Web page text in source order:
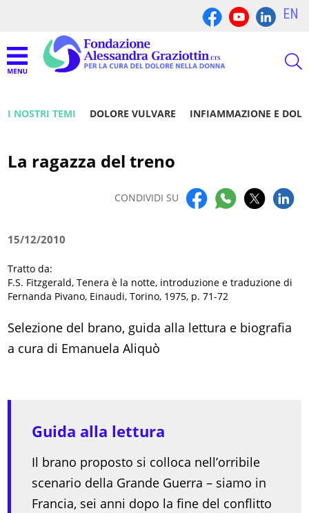
EN
I NOSTRI TEMI DOLORE VULVARE INFIAMMAZIONE E
La ragazza del treno
CONDIVIDI SU
15/12/2010
Tratto da:
F.S. Fitzgerald, Tenera è la notte, introduzione e traduzione di
Fernanda Pivano, Einaudi, Torino, 1975, p. 71-72
Selezione del brano, guida alla lettura e biografia
a cura di Emanuela Aliquò
Guida alla lettura
Il brano proposto si colloca nell’orribile
scenario della Grande Guerra – siamo in
Francia, sei anni dopo la fine del conflitto